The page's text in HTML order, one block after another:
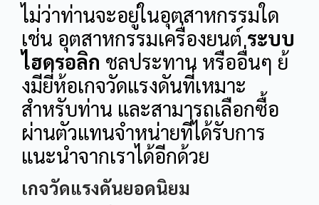
ไม่ว่าท่านจะอยู่ในอุตสาหกรรมใด
เช่น อุตสาหกรรมเครื่องยนต์ ระบบ
ไฮดรอลิก ชลประทาน หรืออื่นๆ ย้
งมียี่ห้อเกจวัดแรงดันที่เหมาะ
สำหรับท่าน และสามารถเลือกซื้อ
ผ่านตัวแทนจำหน่ายที่ได้รับการ
แนะนำจากเราได้อีกด้วย
เกจวัดแรงดันยอดนิยม